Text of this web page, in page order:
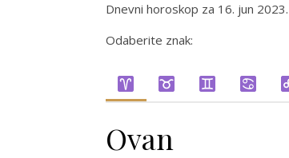
Dnevni horoskop za 16. jun 2023.
Odaberite znak:
Ovan